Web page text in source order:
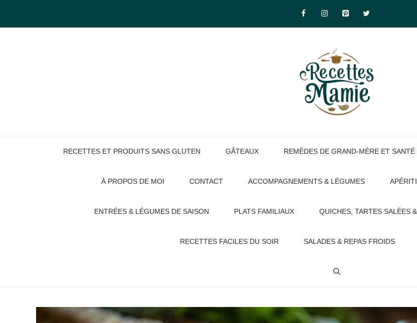
content
RECETTES ET PRODUITS SANS GLUTEN GÂTEAUX REMÈDES DE GRAND-MÈRE ET
À PROPOS DE MOI CONTACT ACCOMPAGNEMENTS & LÉGUMES
ENTRÉES & LÉGUMES DE SAISON PLATS FAMILIAUX QUICHES, TARTES SALÉES
RECETTES FACILES DU SOIR SALADES & REPAS FROIDS